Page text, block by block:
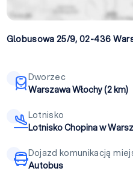
Globusowa 25/9, 02-436
Dworzec
Warszawa Włochy (2 km)
Lotnisko
Lotnisko Chopina w
Dojazd komunikacją
Autobus